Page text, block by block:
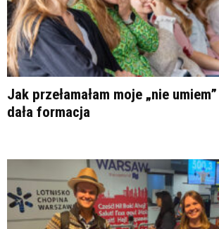
Jak przełamałam moje „nie
dała formacja